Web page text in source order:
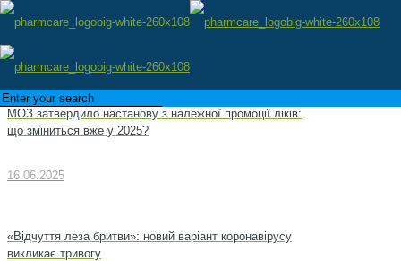
МОЗ затвердило настанову з належної промоції ліків:
що зміниться вже у 2025?
16.06.2025
«Відчуття леза бритви»: новий варіант коронавірусу
викликає тривогу